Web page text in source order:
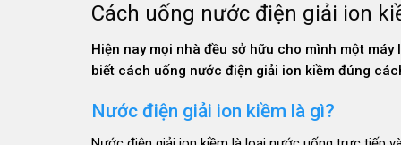
Cách uống nước điện giải ion
Hiện nay mọi nhà đều sở hữu cho mình một
biết cách uống nước điện giải ion kiềm đúng
Nước điện giải ion kiềm là gì?